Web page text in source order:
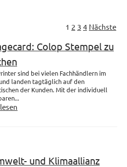
1 2 3 4 Nächste
Colop Stempel zu
sind bei vielen Fachhändlern im
landen tagtäglich auf den
der Kunden. Mit der individuell
und Klimaallianz